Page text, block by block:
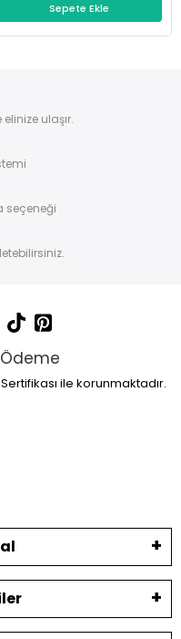
Sepete Ekle
ulaşır.
seçeneği
ile korunmaktadır.